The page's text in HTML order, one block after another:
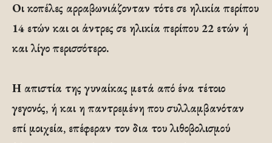
Οι κοπέλες αρραβωνιάζονταν τότε σε ηλικία περίπου
14 ετών και οι άντρες σε ηλικία περίπου 22 ετών ή
και λίγο περισσότερο.
Η απιστία της γυναίκας μετά από ένα τέτοιο
γεγονός, ή και η παντρεμένη που συλλαμβανόταν
επί μοιχεία, επέφεραν τον δια του λιθοβολισμού